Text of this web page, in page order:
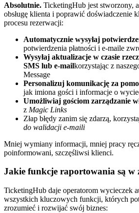
Absolutnie. TicketingHub jest stworzony,
obsługę klienta i poprawić doświadczenie
procesu rezerwacji:
Automatycznie wysyłaj
potwierdzenia płatności i e-maile
Wysyłaj aktualizacje w czasie
SMS lub e-mailkorzystając z
Message
Personalizuj komunikację za
jak imiona gości i informacje o
Umożliwiaj gościom zarządzanie
z Magic Links
Złap błędy zanim się zdarzą,
do walidacji e-maili
Mniej wymiany informacji, mniej pracy
poinformowani, szczęśliwsi klienci.
Jakie funkcje raportowania są w
TicketingHub daje operatorom wycieczek
wszystkich kluczowych funkcji, których
zrozumieć i rozwijać swój biznes: